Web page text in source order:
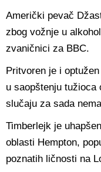
Američki pevač
zbog vožnje u
zvaničnici za BBC.
Pritvoren je i
u saopštenju tužioca
slučaju za sada
Timberlejk je
oblasti Hempton,
poznatih ličnosti na